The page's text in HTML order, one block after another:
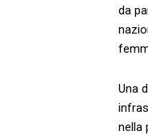
da
Una
nella